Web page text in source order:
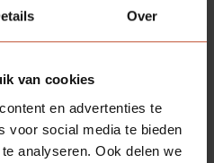
Over
van cookies
en advertenties te
voor social media te bieden
analyseren. Ook delen we